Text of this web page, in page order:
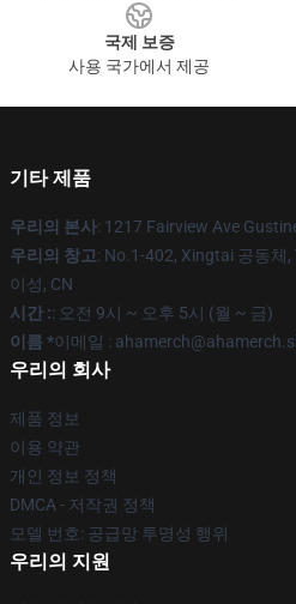
국제 보증
사용 국가에서 제공
기타 제품
우리의 본사: 1217 Fairview Ave
우리의 창고: No.1-402, Xingtai 공동체
이성, CN
시간 :: 오전 9시 ~ 오후 5시 (월 ~ 금)
이름 *이메일 :
우리의 회사
제품 정보
이용 약관
개인 정보 정책
DMCA - 저작권 정책
모델 번호: 공급망 투명성 행위
우리의 지원